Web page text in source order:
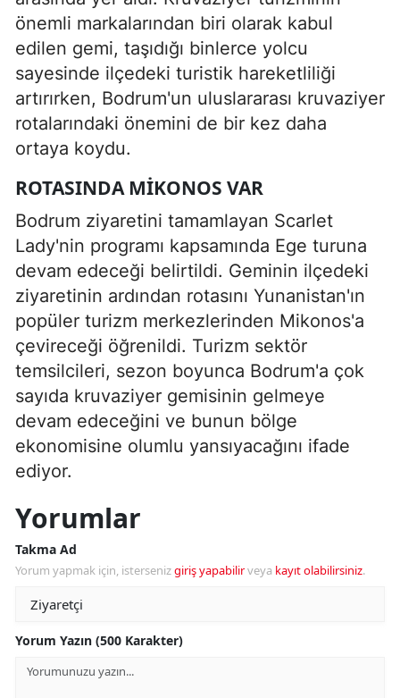
önemli markalarından biri olarak kabul
edilen gemi, taşıdığı binlerce yolcu
sayesinde ilçedeki turistik hareketliliği
artırırken, Bodrum'un uluslararası kruvaziyer
rotalarındaki önemini de bir kez daha
ortaya koydu.
ROTASINDA MIKONOS VAR
Bodrum ziyaretini tamamlayan Scarlet
Lady'nin programı kapsamında Ege turuna
devam edeceği belirtildi. Geminin ilçedeki
ziyaretinin ardından rotasını Yunanistan'ın
popüler turizm merkezlerinden Mikonos'a
çevireceği öğrenildi. Turizm sektör
temsilcileri, sezon boyunca Bodrum'a çok
sayıda kruvaziyer gemisinin gelmeye
devam edeceğini ve bunun bölge
ekonomisine olumlu yansıyacağını ifade
ediyor.
Yorumlar
Takma Ad
Yorum yapmak için, istersenizgiriş yapabilirveya kayıt olabilirsiniz.
Yorum Yazın (500 Karakter)